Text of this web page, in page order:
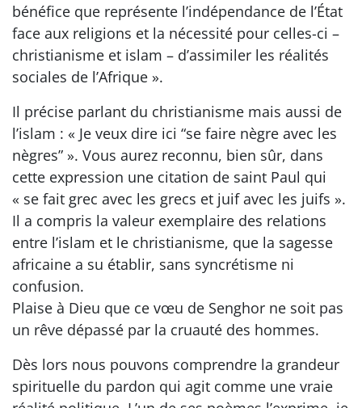
bénéfice que représente l’indépendance de l’État
face aux religions et la nécessité pour celles-ci –
christianisme et islam – d’assimiler les réalités
sociales de l’Afrique ».
Il précise parlant du christianisme mais aussi de
l’islam : « Je veux dire ici “se faire nègre avec les
nègres” ». Vous aurez reconnu, bien sûr, dans
cette expression une citation de saint Paul qui
« se fait grec avec les grecs et juif avec les juifs ».
Il a compris la valeur exemplaire des relations
entre l’islam et le christianisme, que la sagesse
africaine a su établir, sans syncrétisme ni
confusion.
Plaise à Dieu que ce vœu de Senghor ne soit pas
un rêve dépassé par la cruauté des hommes.
Dès lors nous pouvons comprendre la grandeur
spirituelle du pardon qui agit comme une vraie